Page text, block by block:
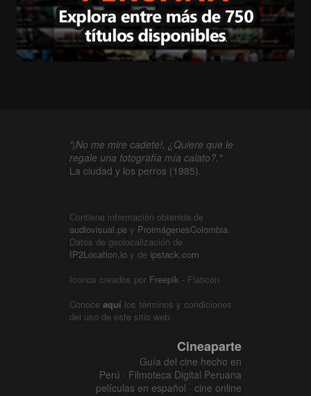
"¡No me mire cadete!, ¿Quiere que le
regale una fotografía mía calato?."
La ciudad y los perros (1985).
Contiene información obtenida de
audiovisual.pe y ProimágenesColombia.
Datos de geolocalización de
IP2Location.io y de ipstack.com
Iconos creados por Freepik - Flaticon
Conoce aquí los términos y condiciones
del uso de este sitio web.
Cineaparte
Guía del cine hecho en
Perú · Filmoteca Digital Peruana
películas en español · cine online